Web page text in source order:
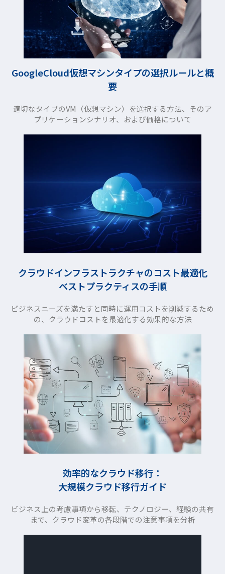
GoogleCloud仮想マシンタイプの選択ルールと概
要
適切なタイプのVM（仮想マシン）を選択する方法、そのア
プリケーションシナリオ、および価格について
クラウドインフラストラクチャのコスト最適化
ベストプラクティスの手順
ビジネスニーズを満たすと同時に運用コストを削減するため
の、クラウドコストを最適化する効果的な方法
効率的なクラウド移行：
大規模クラウド移行ガイド
ビジネス上の考慮事項から移転、テクノロジー、経験の共有
まで、クラウド変革の各段階での注意事項を分析